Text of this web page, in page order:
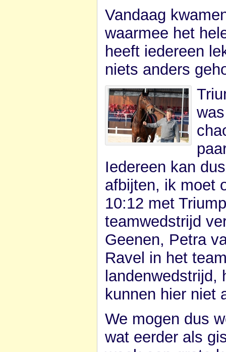
Vandaag
waarmee het
heeft iedereen
niets anders
Iedereen kan
afbijten, ik moet
10:12 met
teamwedstrijd
Geenen, Petra
Ravel in het
kunnen hier niet
We mogen dus
wat eerder als